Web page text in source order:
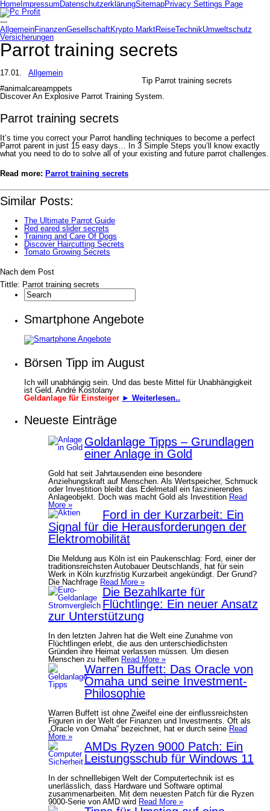
Home Impressum DatenschutzerklärungSitemapPrivacy Settings Page
---
AllgemeinFinanzenGesellschaftKrypto MarktReiseTechnikUmweltschutz
Versicherungen
Parrot training secrets
17.01.
Allgemein
Tip Parrot training secrets
#animalcareamppets
Discover An Explosive Parrot Training System.
Parrot training secrets
It’s time you correct your Parrot handling techniques to become a perfect
Parrot parent in just 15 easy days… In 3 Simple Steps you’ll know exactly
what you need to do to solve all of your existing and future parrot challenges.
Read more: Parrot training secrets
Similar Posts:
The Ultimate Parrot Guide
Red eared slider secrets
Training and Care Of Dogs
Discover Haircutting Secrets
Tomato Growing Secrets
Nach dem Post
Tittle: Parrot training secrets
Smartphone Angebote
Börsen Tipp im August
Ich will unabhängig sein. Und das beste Mittel für Unabhängigkeit
ist Geld. André Kostolany
Geldanlage für Einsteiger ► Weiterlesen..
Neueste Einträge
Goldanlage Tipps – Grundlagen
einer Anlage in Gold
Gold hat seit Jahrtausenden eine besondere
Anziehungskraft auf Menschen. Als Wertspeicher, Schmuck
oder Investition bleibt das Edelmetall ein faszinierendes
Anlageobjekt. Doch was macht Gold als Investition Read
More »
Ford in der Kurzarbeit: Ein
Signal für die Herausforderungen der
Elektromobilität
Die Meldung aus Köln ist ein Paukenschlag: Ford, einer der
traditionsreichsten Autobauer Deutschlands, hat für sein
Werk in Köln kurzfristig Kurzarbeit angekündigt. Der Grund?
Die Nachfrage Read More »
Die Bezahlkarte für
Flüchtlinge: Ein neuer Ansatz
zur Unterstützung
In den letzten Jahren hat die Welt eine Zunahme von
Flüchtlingen erlebt, die aus den unterschiedlichsten
Gründen ihre Heimat verlassen müssen. Um diesen
Menschen zu helfen Read More »
Warren Buffett: Das Oracle von
Omaha und seine Investment-
Philosophie
Warren Buffett ist ohne Zweifel eine der einflussreichsten
Figuren in der Welt der Finanzen und Investments. Oft als
„Oracle von Omaha“ bezeichnet, hat er durch seine Read
More »
AMDs Ryzen 9000 Patch: Ein
Leistungsschub für Windows 11
In der schnelllebigen Welt der Computertechnik ist es
unerlässlich, dass Hardware und Software optimal
zusammenarbeiten. Mit dem neuesten Patch für die Ryzen
9000-Serie von AMD wird Read More »